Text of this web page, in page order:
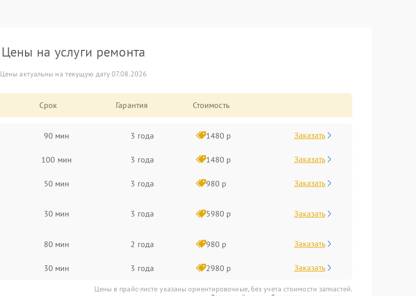
Цены на услуги ремонта
Цены актуальны на текущую дату 07.08.2026
Срок Гарантия Стоимость
90 мин 3 года 1480 р Заказать
100 мин 3 года 1480 р Заказать
50 мин 3 года 980 р Заказать
30 мин 3 года 5980 р Заказать
80 мин 2 года 980 р Заказать
30 мин 3 года 2980 р Заказать
Цены в прайс-листе указаны ориентировочные, без учета стоимости запчастей.